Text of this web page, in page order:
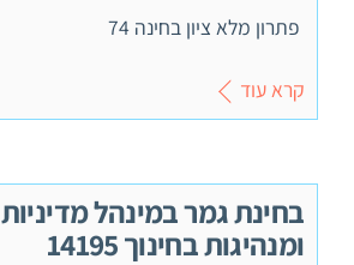
פתרון מלא ציון בחינה 74
קרא עוד
בחינת גמר במינהל מדיניות
ומנהיגות בחינוך 14195